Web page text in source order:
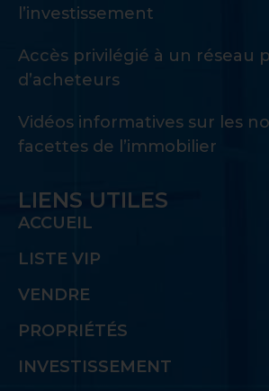
l’investissement
Accès privilégié à un réseau
d’acheteurs
Vidéos informatives sur les
facettes de l’immobilier
LIENS UTILES
ACCUEIL
LISTE VIP
VENDRE
PROPRIÉTÉS
INVESTISSEMENT